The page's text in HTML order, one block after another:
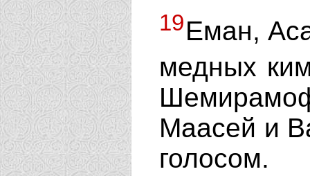
19Еман,
медных
Маасей и
голосом.